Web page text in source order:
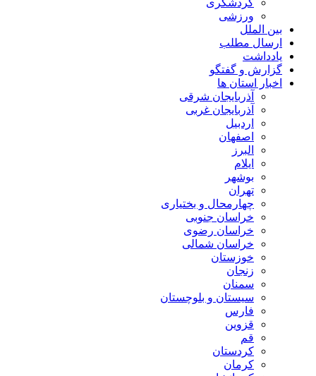
گردشگری
ورزشی
بین الملل
ارسال مطلب
یادداشت
گزارش و گفتگو
اخبار استان ها
آذربایجان شرقی
آذربایجان غربی
اردبیل
اصفهان
البرز
ایلام
بوشهر
تهران
چهارمحال و بختیاری
خراسان جنوبی
خراسان رضوی
خراسان شمالی
خوزستان
زنجان
سمنان
سیستان و بلوچستان
فارس
قزوین
قم
کردستان
کرمان